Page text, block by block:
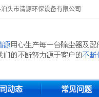
头市清源环保设备有限公司
动态 常见问题